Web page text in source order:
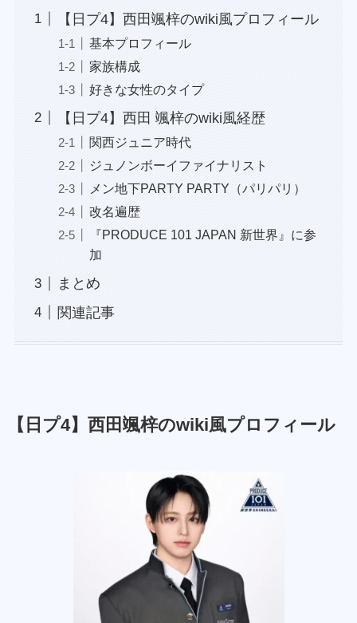
【日プ4】西田颯梓のwiki風プロフィール
基本プロフィール
家族構成
好きな女性のタイプ
【日プ4】西田 颯梓のwiki風経歴
関西ジュニア時代
ジュノンボーイファイナリスト
メン地下PARTY PARTY（パリパリ）
改名遍歴
『PRODUCE 101 JAPAN 新世界』に参
加
まとめ
関連記事
【日プ4】西田颯梓のwiki風プロフィール